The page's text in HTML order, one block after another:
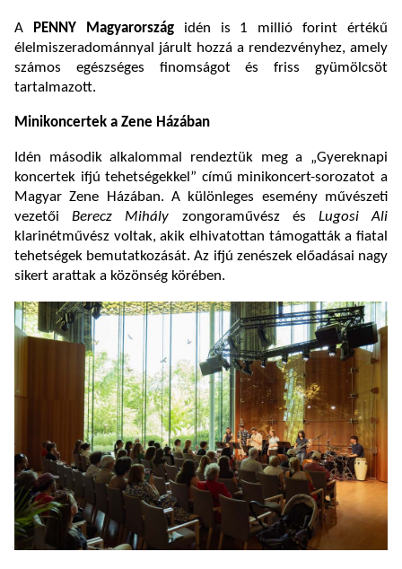
A PENNY Magyarországidén is 1 millió forint értékű
élelmiszeradománnyal járult hozzá a rendezvényhez, amely
számos egészséges finomságot és friss gyümölcsöt
tartalmazott.
Minikoncertek a Zene Házában
Idén második alkalommal rendeztük meg a „Gyereknapi
koncertek ifjú tehetségekkel” című minikoncert-sorozatot a
Magyar Zene Házában. A különleges esemény művészeti
vezetőiBerecz Mihály zongoraművész és Lugosi Ali
klarinétművész voltak, akik elhivatottan támogatták a fiatal
tehetségek bemutatkozását. Az ifjú zenészek előadásai nagy
sikert arattak a közönség körében.